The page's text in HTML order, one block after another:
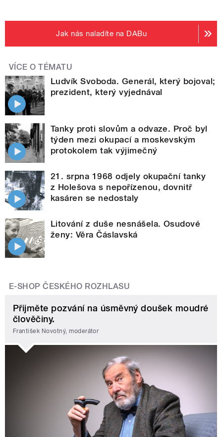
Jak nás naladíte na DABu
VÍCE O TÉMATU
Ludvík Svoboda. Generál, který bojoval;
prezident, který vyjednával
Tanky proti slovům a odvaze. Proč byl
týden mezi okupací a moskevským
protokolem tak výjimečný
21. srpna 1968 odjely okupační tanky
z Holešova s nepořízenou, dovnitř
kasáren se nedostaly
Litování z duše nesnášela. Osudové
ženy: Věra Čáslavská
E-SHOP ČESKÉHO ROZHLASU
Přijměte pozvání na úsměvný doušek moudré
člověčiny.
František Novotný, moderátor